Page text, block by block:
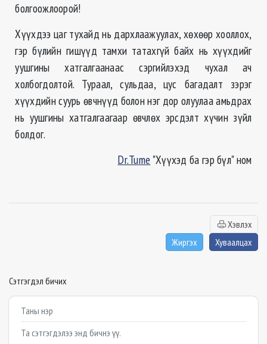
болгоожлоорой!
Хүүхдээ цаг тухайд нь дархлаажуулах, хөхөөр хооллох,
гэр бүлийн гишүүд тамхи татахгүй байх нь хүүхдийг
уушгины хатгалгаанаас сэргийлэхэд чухал ач
холбогдолтой. Тураал, сульдаа, цус багадалт зэрэг
хүүхдийн суурь өвчнүүд болон нэг дор олуулаа амьдрах
нь уушгины хатгалгаагаар өвчлөх эрсдэлт хүчин зүйл
болдог.
Dr.Tume "Хүүхэд ба гэр бүл" ном
Хэвлэх
Жиргэх
Хуваалцах
Сэтгэгдэл бичих
Example textarea